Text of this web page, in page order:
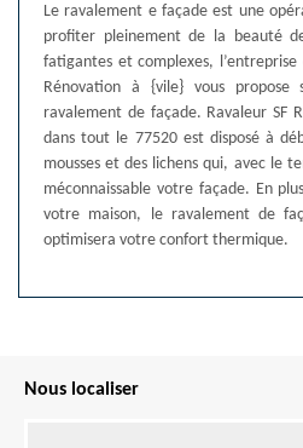
Le ravalement e façade est une
profiter pleinement de la beauté
fatigantes et complexes,
Rénovation à {vile} vous propose
ravalement de façade. Ravaleur SF
dans tout le 77520 est disposé à
mousses et des lichens qui, avec le
méconnaissable votre façade. En
votre maison, le ravalement de
optimisera votre confort thermique.
Nous localiser